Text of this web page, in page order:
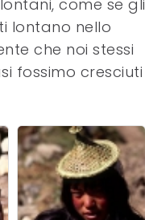
come se gli
lontano nello
che noi stessi
fossimo cresciuti